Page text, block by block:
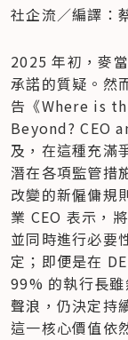
社企流／編譯：
2025 年初，麥
承諾的質疑。然
告《Where is
Beyond? CEO
及，在這種充滿
潛在各項監管措
改變的新僱傭規
業 CEO 表示，
並同時進行必要
定；即便是在
99% 的執行長
聲浪，仍決定持
這一核心價值依